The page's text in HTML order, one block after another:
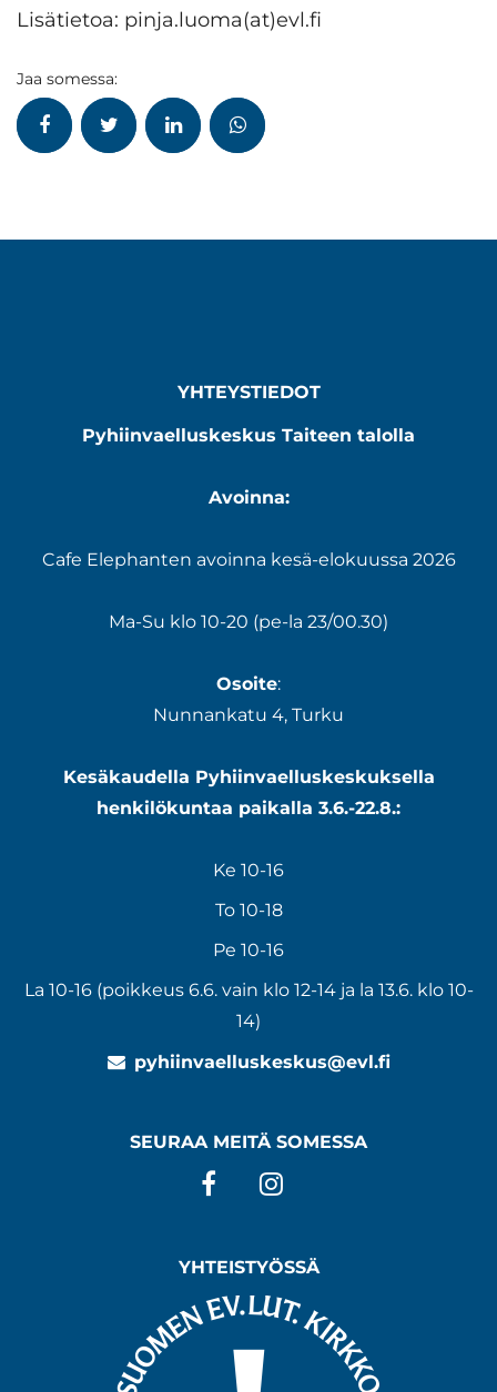
Lisätietoa: pinja.luoma(at)evl.fi
Jaa somessa:
YHTEYSTIEDOT
Pyhiinvaelluskeskus Taiteen talolla
Avoinna:
Cafe Elephanten avoinna kesä-elokuussa 2026
Ma-Su klo 10-20 (pe-la 23/00.30)
Osoite:
Nunnankatu 4, Turku
Kesäkaudella Pyhiinvaelluskeskuksella
henkilökuntaa paikalla 3.6.-22.8.:
Ke 10-16
To 10-18
Pe 10-16
La 10-16 (poikkeus 6.6. vain klo 12-14 ja la 13.6. klo 10-
14)
pyhiinvaelluskeskus@evl.fi
SEURAA MEITÄ SOMESSA
Facebook
YHTEISTYÖSSÄ